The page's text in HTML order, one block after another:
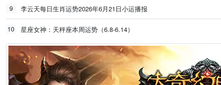
9 李云天每日生肖运势2026年6月21日小运播报
10 星座女神：天秤座本周运势（6.8-6.14）